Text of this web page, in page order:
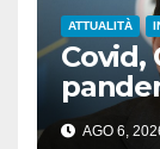
ATTUALITÀ
Covid,
virus
AGO 6,